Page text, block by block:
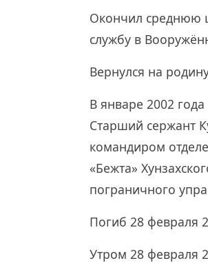
Окончил среднюю
службу в
Вернулся на
В январе 2002
Старший сержант
командиром
«Бежта»
пограничного
Погиб 28 февраля
Утром 28 февраля